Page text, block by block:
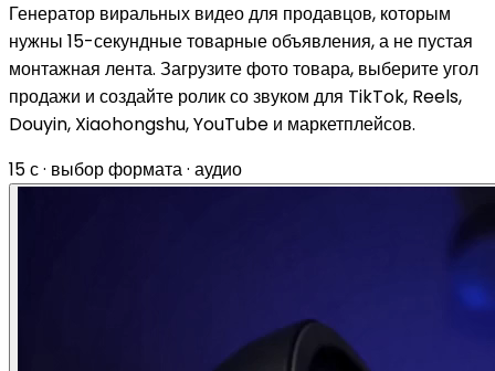
Генератор виральных видео для продавцов, которым
нужны 15-секундные товарные объявления, а не пустая
монтажная лента. Загрузите фото товара, выберите угол
продажи и создайте ролик со звуком для TikTok, Reels,
Douyin, Xiaohongshu, YouTube и маркетплейсов.
15 с · выбор формата · аудио